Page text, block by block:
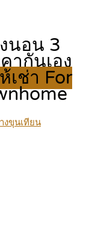
นอน 3
ากันเอง
เช่า For
งขุนเทียน